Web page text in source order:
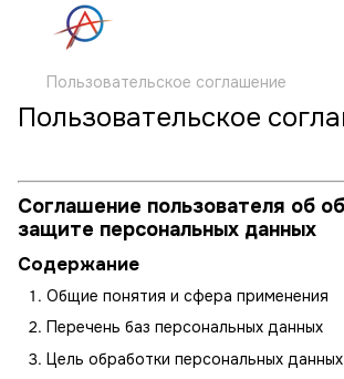
Пользовательское соглашение
Пользовательское
Соглашение пользователя об
защите персональных данных
Содержание
Общие понятия и сфера применения
Перечень баз персональных данных
Цель обработки персональных данных